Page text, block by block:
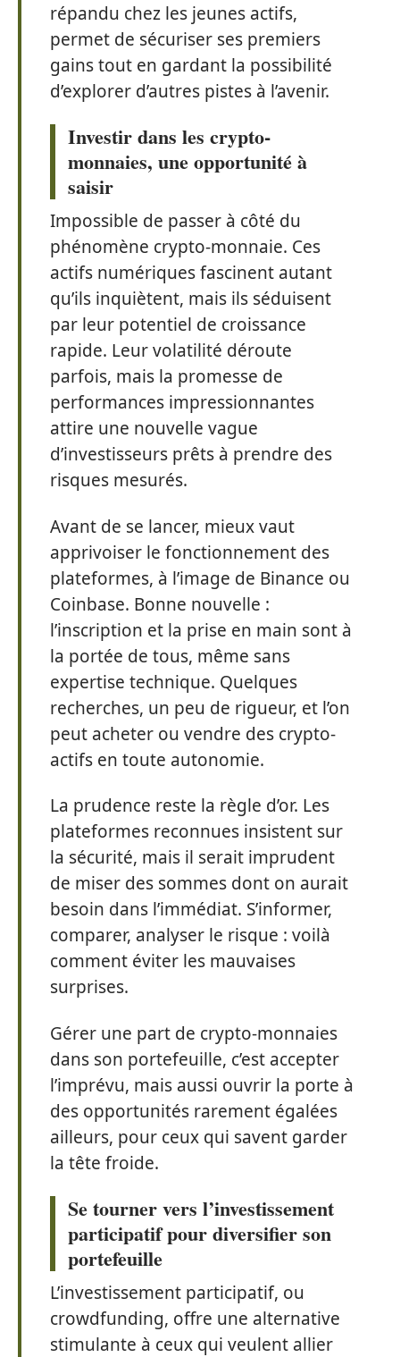
répandu chez les jeunes actifs,
permet de sécuriser ses premiers
gains tout en gardant la possibilité
d’explorer d’autres pistes à l’avenir.
Investir dans les crypto-
monnaies, une opportunité à
saisir
Impossible de passer à côté du
phénomène crypto-monnaie. Ces
actifs numériques fascinent autant
qu’ils inquiètent, mais ils séduisent
par leur potentiel de croissance
rapide. Leur volatilité déroute
parfois, mais la promesse de
performances impressionnantes
attire une nouvelle vague
d’investisseurs prêts à prendre des
risques mesurés.
Avant de se lancer, mieux vaut
apprivoiser le fonctionnement des
plateformes, à l’image de Binance ou
Coinbase. Bonne nouvelle :
l’inscription et la prise en main sont à
la portée de tous, même sans
expertise technique. Quelques
recherches, un peu de rigueur, et l’on
peut acheter ou vendre des crypto-
actifs en toute autonomie.
La prudence reste la règle d’or. Les
plateformes reconnues insistent sur
la sécurité, mais il serait imprudent
de miser des sommes dont on aurait
besoin dans l’immédiat. S’informer,
comparer, analyser le risque : voilà
comment éviter les mauvaises
surprises.
Gérer une part de crypto-monnaies
dans son portefeuille, c’est accepter
l’imprévu, mais aussi ouvrir la porte à
des opportunités rarement égalées
ailleurs, pour ceux qui savent garder
la tête froide.
Se tourner vers l’investissement
participatif pour diversifier son
portefeuille
L’investissement participatif, ou
crowdfunding, offre une alternative
stimulante à ceux qui veulent allier